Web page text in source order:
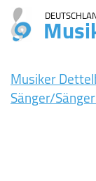
Musiker
Sänger/